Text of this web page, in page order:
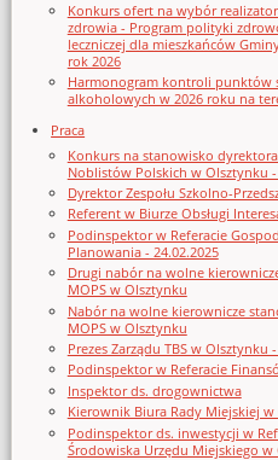
Konkurs ofert na wybór
zdrowia - Program polityki
leczniczej dla mieszkańców
rok 2026
Harmonogram kontroli punktów
alkoholowych w 2026 roku na
Praca
Konkurs na stanowisko
Noblistów Polskich w Olsztynku -
Dyrektor Zespołu Szkolno-
Referent w Biurze Obsługi
Podinspektor w Referacie
Planowania - 24.02.2025
Drugi nabór na wolne
MOPS w Olsztynku
Nabór na wolne kierownicze
MOPS w Olsztynku
Prezes Zarządu TBS w Olsztynku
Podinspektor w Referacie
Inspektor ds. drogownictwa
Kierownik Biura Rady Miejskiej
Podinspektor ds. inwestycji w
Środowiska Urzędu Miejskiego w